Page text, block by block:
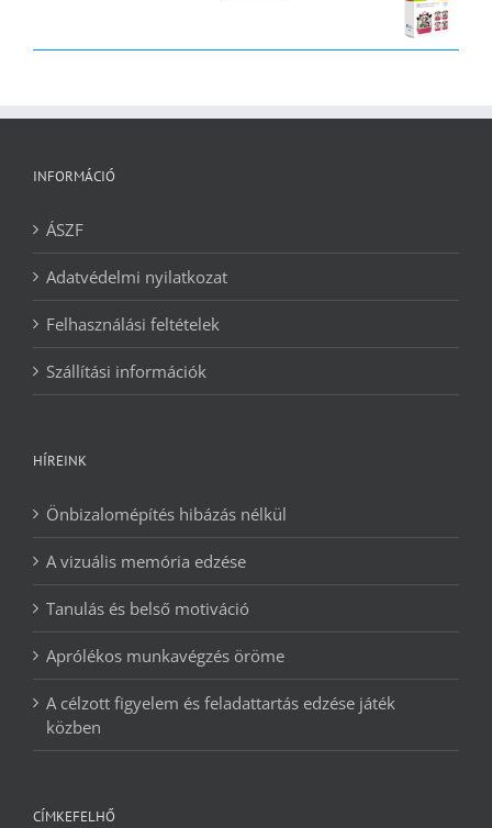
INFORMÁCIÓ
ÁSZF
Adatvédelmi nyilatkozat
Felhasználási feltételek
Szállítási információk
HÍREINK
Önbizalomépítés hibázás nélkül
A vizuális memória edzése
Tanulás és belső motiváció
Aprólékos munkavégzés öröme
A célzott figyelem és feladattartás edzése játék
közben
CÍMKEFELHŐ